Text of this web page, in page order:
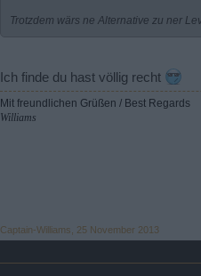
Trotzdem wärs ne Alternative zu ner
Ich finde du hast völlig recht
Mit freundlichen Grüßen / Best Regards
Williams
Captain-Williams 25 November 2013